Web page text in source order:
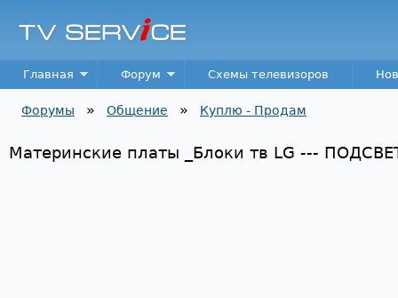
TV
Service
Main menu
Главная Форум Схемы телевизоров
Форумы » Общение » Куплю - Продам
Материнские платы _Блоки тв LG ---